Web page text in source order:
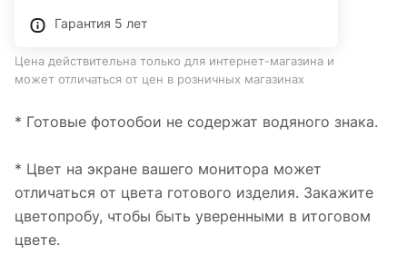
Гарантия 5 лет
Цена действительна только для интернет-магазина и
может отличаться от цен в розничных магазинах
* Готовые фотообои не содержат водяного знака.
* Цвет на экране вашего монитора может
отличаться от цвета готового изделия. Закажите
цветопробу, чтобы быть уверенными в итоговом
цвете.